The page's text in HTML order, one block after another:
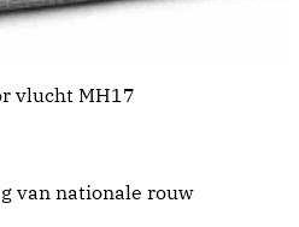
vlucht MH17
van nationale rouw